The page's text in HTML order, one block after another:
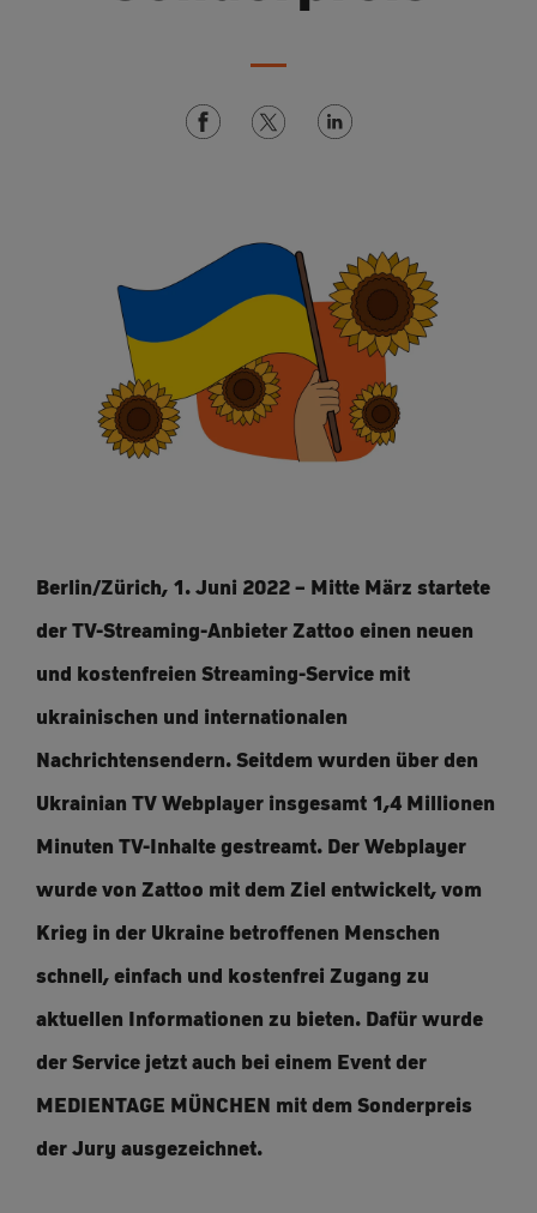
Berlin/Zürich, 1. Juni 2022 – Mitte März startete
der TV-Streaming-Anbieter Zattoo einen neuen
und kostenfreien Streaming-Service mit
ukrainischen und internationalen
Nachrichtensendern. Seitdem wurden über den
Ukrainian TV Webplayer insgesamt 1,4 Millionen
Minuten TV-Inhalte gestreamt. Der Webplayer
wurde von Zattoo mit dem Ziel entwickelt, vom
Krieg in der Ukraine betroffenen Menschen
schnell, einfach und kostenfrei Zugang zu
aktuellen Informationen zu bieten. Dafür wurde
der Service jetzt auch bei einem Event der
MEDIENTAGE MÜNCHEN mit dem Sonderpreis
der Jury ausgezeichnet.